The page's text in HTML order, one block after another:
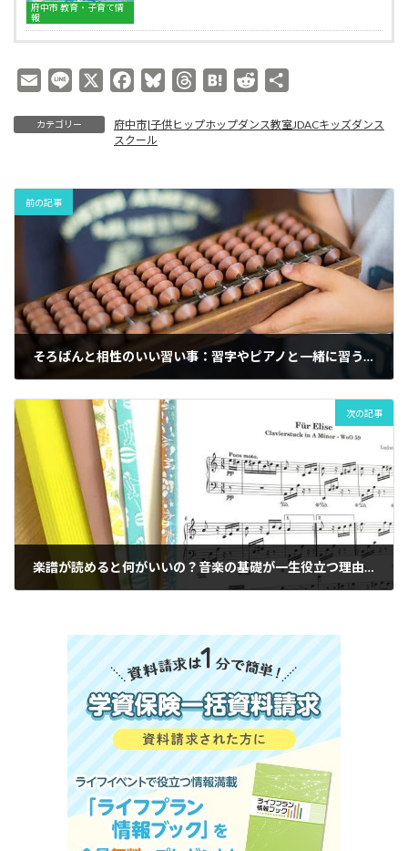
ン
ス
ス
ー
ル
表
府
の
子
供
ヒ
ッ
プ
ホ
ッ
プ
ン
ス
JDAC
キ
ズ
ダ
ン
ス
ス
ク
ー
ル
府中市 教育・子育て情
報
a
n
c
e
o
o
k
u
k
y
r
d
s
H
t
d
カテゴリー
府中市|子供ヒップホップダンス教室JDACキッズダンス
スクール
前の記事
そろばんと相性のいい習い事：習字やピアノと一緒に習うと効果的？|Clover Hill府中の子供向け人気カルチャーキッズそろばん教室
次の記事
楽譜が読めると何がいいの？音楽の基礎が一生役立つ理由|府中市Clover Hillの子供向け人気の個別指導ピアノ教室